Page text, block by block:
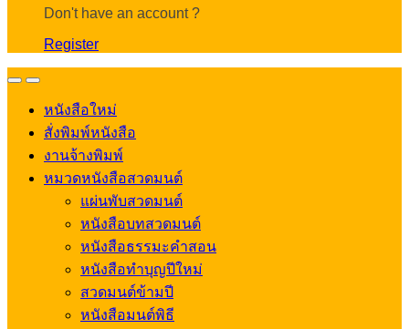
Don't have an account ?
Register
OpenClose
หนังสือใหม่
สั่งพิมพ์หนังสือ
งานจ้างพิมพ์
หมวดหนังสือสวดมนต์
แผ่นพับสวดมนต์
หนังสือบทสวดมนต์
หนังสือธรรมะคำสอน
หนังสือทำบุญปีใหม่
สวดมนต์ข้ามปี
หนังสือมนต์พิธี